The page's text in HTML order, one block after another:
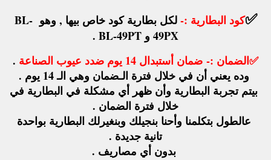
✅كود البطارية :-
لكل بطارية كود خاص بيها , وهو BL-
49PX و BL-49PT .
✅الضمان :- ضمان أستبدال 14 يوم ضدد عيوب الصناعة
.
وده يعني أن في خلال فترة الـضمان وهي الـ 14 يوم .
بيتم تجربة البطارية وأن ظهر أي مشكلة في البطارية في
خلال فترة الضمان .
عالطول بتكلمنا وأحنا بنجيلك وبنغيرلك البطارية بواحدة
تانية جديدة .
بدون أي مصاريف .